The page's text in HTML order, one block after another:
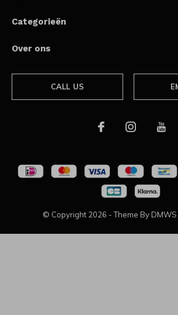
Categorieën
Over ons
CALL US
© Copyright 2026 - Theme By DMWS